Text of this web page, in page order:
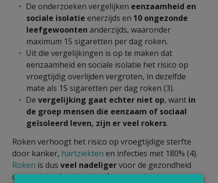
De onderzoeken vergelijken eenzaamheid en
sociale isolatie enerzijds en 10 ongezonde
leefgewoonten anderzijds, waaronder
maximum 15 sigaretten per dag roken.
Uit die vergelijkingen is op te maken dat
eenzaamheid en sociale isolatie het risico op
vroegtijdig overlijden vergroten, in dezelfde
mate als 15 sigaretten per dag roken (3).
De vergelijking gaat echter niet op, want in
de groep mensen die eenzaam of sociaal
geïsoleerd leven, zijn er veel rokers.
Roken verhoogt het risico op vroegtijdige sterfte
door kanker, hartziekten en infecties met 180% (4).
Roken is dus veel nadeligervoor de gezondheid
dan sociale afzondering of eenzaamheid.